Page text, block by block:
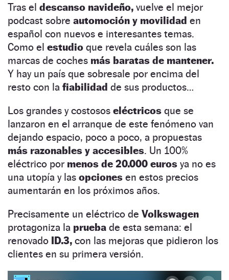
Tras el descanso navideño, vuelve el mejor
podcast sobre automoción y movilidad en
español con nuevos e interesantes temas.
Como el estudio que revela cuáles son las
marcas de coches más baratas de mantener.
Y hay un país que sobresale por encima del
resto con la fiabilidad de sus productos…
Los grandes y costosos eléctricos que se
lanzaron en el arranque de este fenómeno van
dejando espacio, poco a poco, a propuestas
más razonables y accesibles. Un 100%
eléctrico por menos de 20.000 euros ya no es
una utopía y las opciones en estos precios
aumentarán en los próximos años.
Precisamente un eléctrico de Volkswagen
protagoniza la prueba de esta semana: el
renovado ID.3, con las mejoras que pidieron los
clientes en su primera versión.